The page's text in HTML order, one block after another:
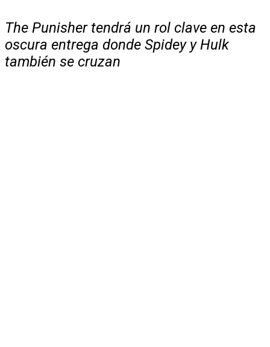
The Punisher tendrá un rol clave en esta
oscura entrega donde Spidey y Hulk
también se cruzan